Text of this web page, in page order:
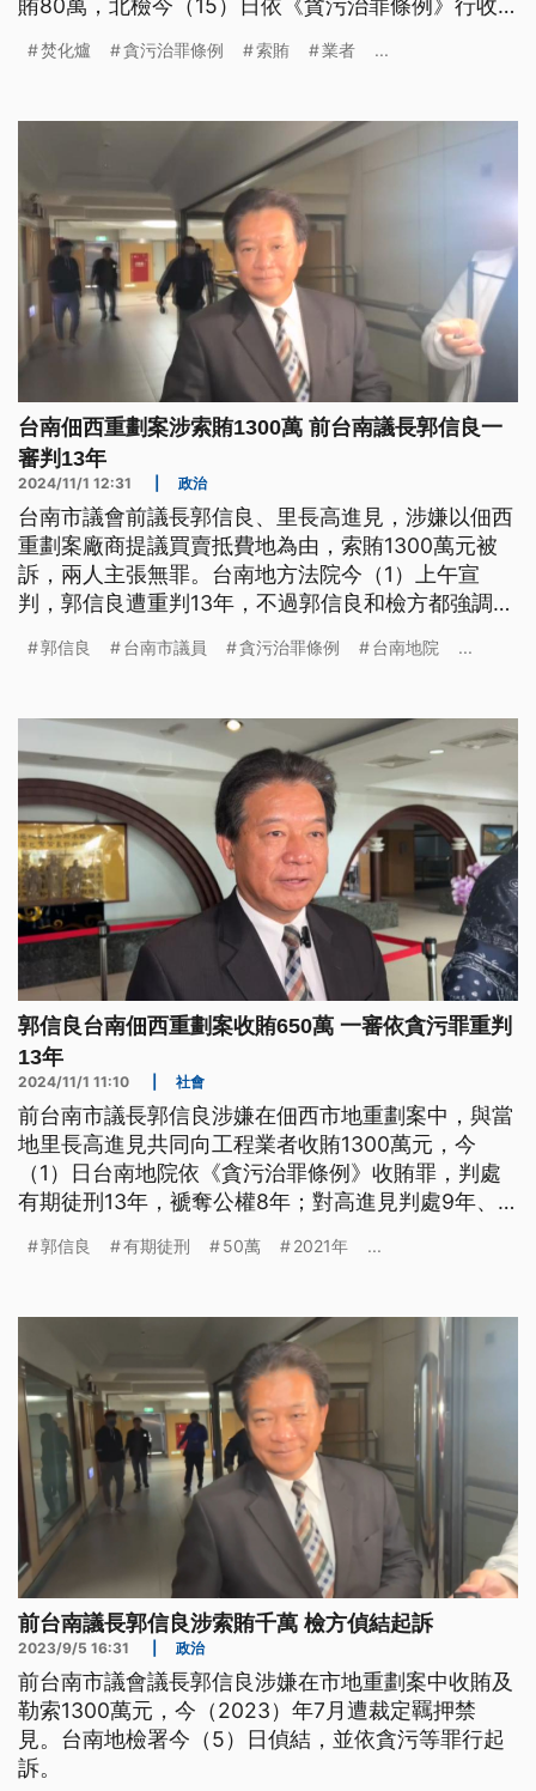
賄80萬，北檢今（15）日依《貪污治罪條例》行收
焚化爐 貪污治罪條例 索賄 業者 ...
台南佃西重劃案涉索賄1300萬 前台南議長郭信良一
審判13年
2024/11/1 12:31 政治
台南市議會前議長郭信良、里長高進見，涉嫌以佃西
重劃案廠商提議買賣抵費地為由，索賄1300萬元被
訴，兩人主張無罪。台南地方法院今（1）上午宣
判，郭信良遭重判13年，不過郭信良和檢方都強調要
郭信良 台南市議員 貪污治罪條例 台南地院 ...
郭信良台南佃西重劃案收賄650萬 一審依貪污罪重判
13年
2024/11/1 11:10 社會
前台南市議長郭信良涉嫌在佃西市地重劃案中，與當
地里長高進見共同向工程業者收賄1300萬元，今
（1）日台南地院依《貪污治罪條例》收賄罪，判處
有期徒刑13年，褫奪公權8年；對高進見判處9年、
得。
郭信良 有期徒刑 50萬 2021年 ...
前台南議長郭信良涉索賄千萬 檢方偵結起訴
2023/9/5 16:31 政治
前台南市議會議長郭信良涉嫌在市地重劃案中收賄及
勒索1300萬元，今（2023）年7月遭裁定羈押禁
見。台南地檢署今（5）日偵結，並依貪污等罪行起
訴。